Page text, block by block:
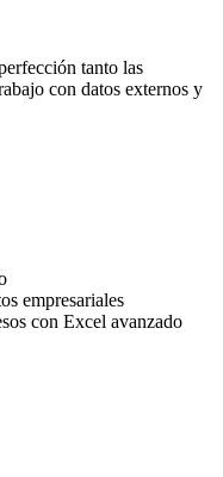
tanto las
con datos externos y
empresariales
con Excel avanzado